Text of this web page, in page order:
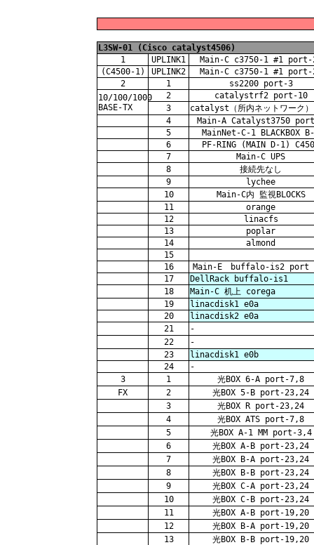
L3SW-01 (Cisco catalyst4506)
1
UPLINK1
Main-C c3750-1 #1 port-
(C4500-1)
UPLINK2
Main-C c3750-1 #1 port-
2
1
ss2200 port-3
10/100/1000
BASE-TX
2
catalystrf2 port-10
3
catalyst（所内ネットワーク
4
Main-A Catalyst3750
5
MainNet-C-1 BLACKBOX
6
PF-RING (MAIN D-1)
7
Main-C UPS
8
接続先なし
9
lychee
10
Main-C内 監視BLOCKS
11
orange
12
linacfs
13
poplar
14
almond
15
16
Main-E buffalo-is2 port
17
DellRack buffalo-is1
18
Main-C 机上 corega
19
linacdisk1 e0a
20
linacdisk2 e0a
21
-
22
-
23
linacdisk1 e0b
24
-
3
1
光BOX 6-A port-7,8
FX
2
光BOX 5-B port-23,24
3
光BOX R port-23,24
4
光BOX ATS port-7,8
5
光BOX A-1 MM port-3,4
6
光BOX A-B port-23,24
7
光BOX B-A port-23,24
8
光BOX B-B port-23,24
9
光BOX C-A port-23,24
10
光BOX C-B port-23,24
11
光BOX A-B port-19,20
12
光BOX B-A port-19,20
13
光BOX B-B port-19,20